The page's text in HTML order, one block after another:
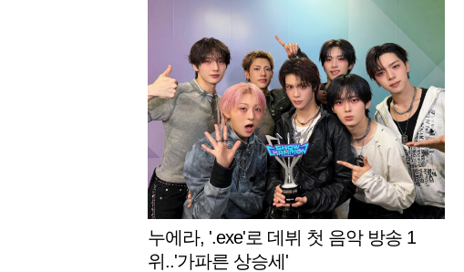
누에라, '.exe'로 데뷔 첫 음악 방송 1
위..'가파른 상승세'